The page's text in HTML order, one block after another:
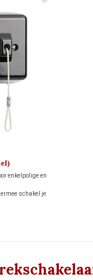
enkelpolige en
schakel je
aan en uit.